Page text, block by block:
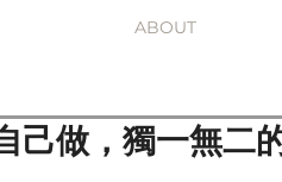
ABOUT
己做，獨一無二